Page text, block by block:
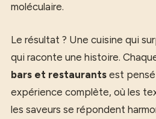
moléculaire.
Le résultat ? Une cuisine qui
qui raconte une histoire.
bars et restaurants est
expérience complète, où les
les saveurs se répondent